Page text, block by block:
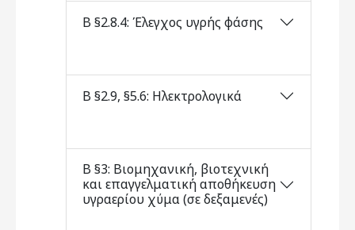
Β §2.8.4: Έλεγχος υγρής φάσης
Β §2.9, §5.6: Ηλεκτρολογικά
Β §3: Βιομηχανική, βιοτεχνική
και επαγγελματική αποθήκευση
υγραερίου χύμα (σε δεξαμενές)